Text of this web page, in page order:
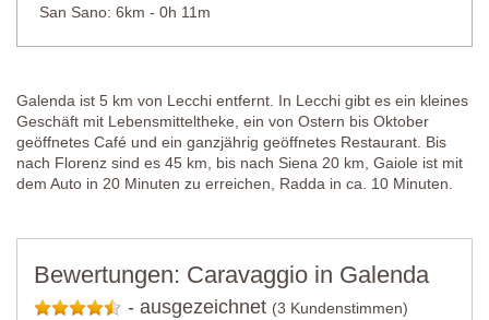
San Sano: 6km - 0h 11m
Galenda ist 5 km von Lecchi entfernt. In Lecchi gibt es ein kleines
Geschäft mit Lebensmitteltheke, ein von Ostern bis Oktober
geöffnetes Café und ein ganzjährig geöffnetes Restaurant. Bis
nach Florenz sind es 45 km, bis nach Siena 20 km, Gaiole ist mit
dem Auto in 20 Minuten zu erreichen, Radda in ca. 10 Minuten.
Bewertungen: Caravaggio in Galenda
- ausgezeichnet (3 Kundenstimmen)